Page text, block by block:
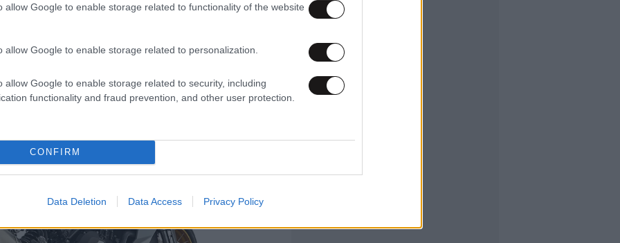
allow Google to enable storage related to functionality of the website
allow Google to enable storage related to personalization.
allow Google to enable storage related to security, including
functionality and fraud prevention, and other user protection.
CONFIRM
Data Deletion Data Access Privacy Policy